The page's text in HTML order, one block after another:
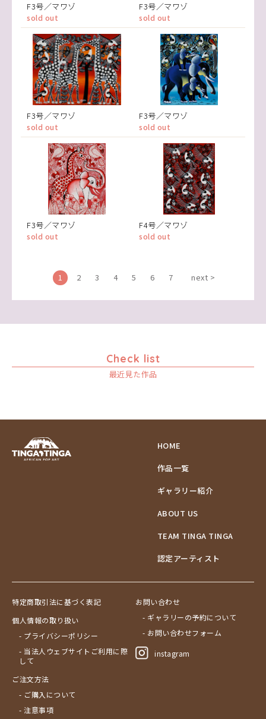
F3号／マワゾ
sold out
F3号／マワゾ
sold out
F3号／マワゾ
sold out
F3号／マワゾ
sold out
F3号／マワゾ
sold out
F4号／マワゾ
sold out
1 2 3 4 5 6 7 next >
Check list
最近見た作品
HOME
作品一覧
ギャラリー紹介
ABOUT US
TEAM TINGA TINGA
認定アーティスト
特定商取引法に基づく表記
個人情報の取り扱い
- プライバシーポリシー
- 当法人ウェブサイトご利用に際
して
ご注文方法
- ご購入について
- 注意事項
お問い合わせ
- ギャラリーの予約について
- お問い合わせフォーム
instagram